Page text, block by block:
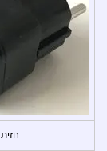
חזית